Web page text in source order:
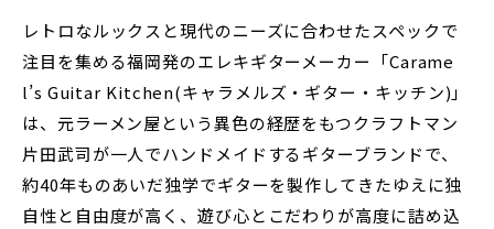
レトロなルックスと現代のニーズに合わせたスペックで
注目を集める福岡発のエレキギターメーカー「Carame
l’s Guitar Kitchen(キャラメルズ・ギター・キッチン)」
は、元ラーメン屋という異色の経歴をもつクラフトマン
片田武司が一人でハンドメイドするギターブランドで、
約40年ものあいだ独学でギターを製作してきたゆえに独
自性と自由度が高く、遊び心とこだわりが高度に詰め込